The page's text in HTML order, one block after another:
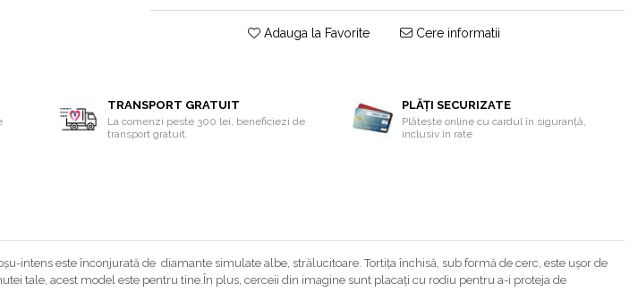
Adauga la Favorite Cere informatii
TRANSPORT GRATUIT
La comenzi peste 300 lei, beneficiezi de
transport gratuit.
PLĂȚI SECURIZATE
Plătește online cu cardul în siguranță,
inclusiv în rate
intens este înconjurată de diamante simulate albe, strălucitoare. Tortița închisă, sub formă de cerc, este ușor de
tale, acest model este pentru tine.În plus, cerceii din imagine sunt placați cu rodiu pentru a-i proteja de